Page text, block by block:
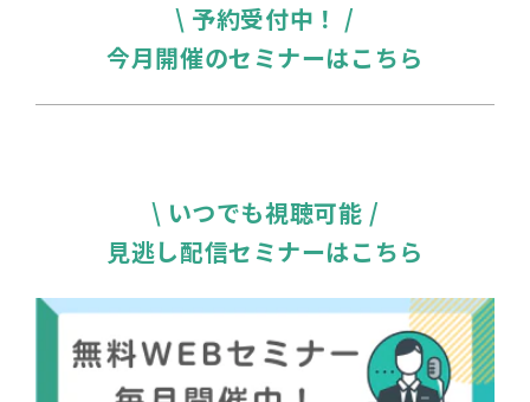
\ 予約受付中！ /
今月開催のセミナーはこちら
\ いつでも視聴可能 /
見逃し配信セミナーはこちら